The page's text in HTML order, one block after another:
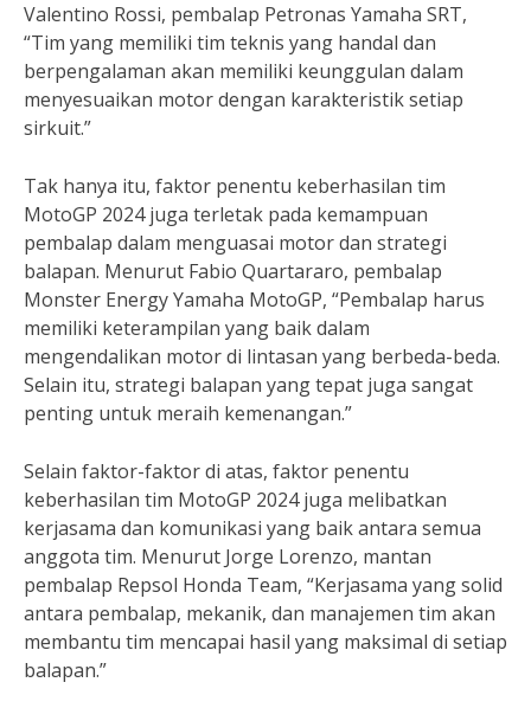
Valentino Rossi, pembalap Petronas Yamaha SRT,
“Tim yang memiliki tim teknis yang handal dan
berpengalaman akan memiliki keunggulan dalam
menyesuaikan motor dengan karakteristik setiap
sirkuit.”
Tak hanya itu, faktor penentu keberhasilan tim
MotoGP 2024 juga terletak pada kemampuan
pembalap dalam menguasai motor dan strategi
balapan. Menurut Fabio Quartararo, pembalap
Monster Energy Yamaha MotoGP, “Pembalap harus
memiliki keterampilan yang baik dalam
mengendalikan motor di lintasan yang berbeda-beda.
Selain itu, strategi balapan yang tepat juga sangat
penting untuk meraih kemenangan.”
Selain faktor-faktor di atas, faktor penentu
keberhasilan tim MotoGP 2024 juga melibatkan
kerjasama dan komunikasi yang baik antara semua
anggota tim. Menurut Jorge Lorenzo, mantan
pembalap Repsol Honda Team, “Kerjasama yang solid
antara pembalap, mekanik, dan manajemen tim akan
membantu tim mencapai hasil yang maksimal di setiap
balapan.”